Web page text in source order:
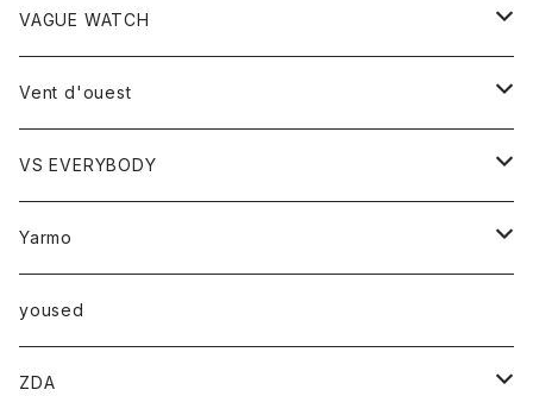
カットソー
セーター
ベスト
VAGUE WATCH
時計
Vent d'ouest
ボトム
スカート
トップス
ベスト
VS EVERYBODY
トップス
Ｔシャツ
Yarmo
アウター
コート
小物
yoused
ZDA